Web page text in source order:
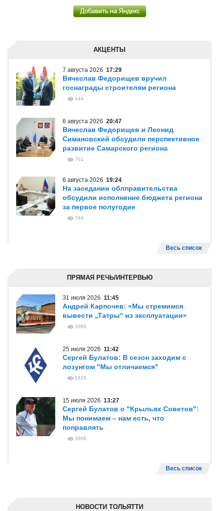
АКЦЕНТЫ
7 августа 2026 17:29
Вячеслав Федорищев вручил
госнаграды строителям региона
144
6 августа 2026 20:47
Вячеслав Федорищев и Леонид
Симановский обсудили перспективное
развитие Самарского региона
701
6 августа 2026 19:24
На заседании облправительства
обсудили исполнение бюджета региона
за первое полугодие
744
Весь список
ПРЯМАЯ РЕЧЬ/ИНТЕРВЬЮ
31 июля 2026 11:45
Андрей Карпочев: «Мы стремимся
вывести „Татры“ из эксплуатации»
1066
25 июля 2026 11:42
Сергей Булатов: В сезон заходим с
лозунгом "Мы отличаемся"
1815
15 июля 2026 13:27
Сергей Булатов о "Крыльях Советов":
Мы понимаем – нам есть, что
поправлять
2006
Весь список
НОВОСТИ ТОЛЬЯТТИ